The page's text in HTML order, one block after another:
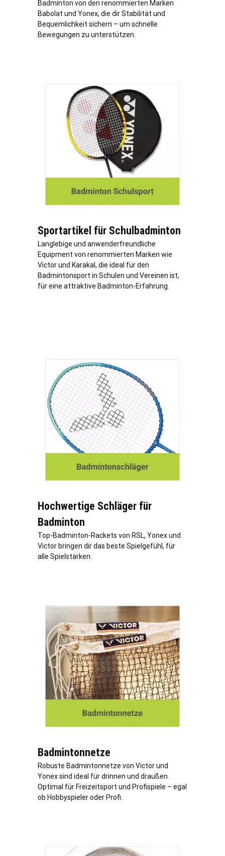
Badminton von den renommierten Marken
Babolat und Yonex, die dir Stabilität und
Bequemlichkeit sichern – um schnelle
Bewegungen zu unterstützen.
Sportartikel für Schulbadminton
Langlebige und anwenderfreundliche
Equipment von renommierten Marken wie
Victor und Karakal, die ideal für den
Badmintonsport in Schulen und Vereinen ist,
für eine attraktive Badminton-Erfahrung.
Hochwertige Schläger für
Badminton
Top-Badminton-Rackets von RSL, Yonex und
Victor bringen dir das beste Spielgefühl, für
alle Spielstärken.
Badmintonnetze
Robuste Badmintonnetze von Victor und
Yonex sind ideal für drinnen und draußen.
Optimal für Freizeitsport und Profispiele – egal
ob Hobbyspieler oder Profi.